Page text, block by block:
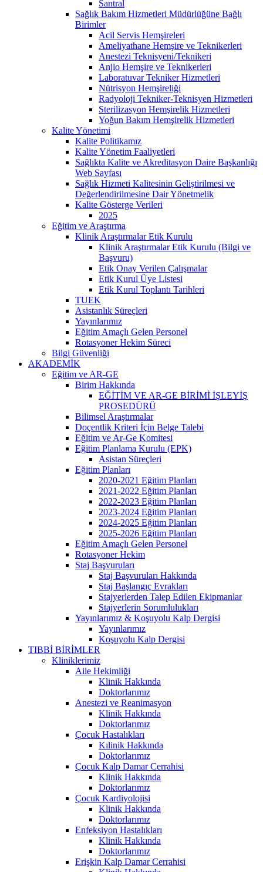
Santral
Sağlık Bakım Hizmetleri Müdürlüğüne Bağlı
Birimler
Acil Servis Hemşireleri
Ameliyathane Hemşire ve Teknikerleri
Anestezi Teknisyeni/Teknikeri
Anjio Hemşire ve Teknikerleri
Laboratuvar Tekniker Hizmetleri
Nütrisyon Hemşireliği
Radyoloji Tekniker-Teknisyen Hizmetleri
Sterilizasyon Hemşirelik Hizmetleri
Yoğun Bakım Hemşirelik Hizmetleri
Kalite Yönetimi
Kalite Politikamız
Kalite Yönetim Faaliyetleri
Sağlıkta Kalite ve Akreditasyon Daire Başkanlığı
Web Sayfası
Sağlık Hizmeti Kalitesinin Geliştirilmesi ve
Değerlendirilmesine Dair Yönetmelik
Kalite Gösterge Verileri
2025
Eğitim ve Araştırma
Klinik Araştırmalar Etik Kurulu
Klinik Araştırmalar Etik Kurulu (Bilgi ve
Başvuru)
Etik Onay Verilen Çalışmalar
Etik Kurul Üye Listesi
Etik Kurul Toplantı Tarihleri
TUEK
Asistanlık Süreçleri
Yayınlarımız
Eğitim Amaçlı Gelen Personel
Rotasyoner Hekim Süreci
Bilgi Güvenliği
AKADEMİK
Eğitim ve AR-GE
Birim Hakkında
EĞİTİM VE AR-GE BİRİMİ İŞLEYİŞ
PROSEDÜRÜ
Bilimsel Araştırmalar
Doçentlik Kriteri İçin Belge Talebi
Eğitim ve Ar-Ge Komitesi
Eğitim Planlama Kurulu (EPK)
Asistan Süreçleri
Eğitim Planları
2020-2021 Eğitim Planları
2021-2022 Eğitim Planları
2022-2023 Eğitim Planları
2023-2024 Eğitim Planları
2024-2025 Eğitim Planları
2025-2026 Eğitim Planları
Eğitim Amaçlı Gelen Personel
Rotasyoner Hekim
Staj Başvuruları
Staj Başvuruları Hakkında
Staj Başlangıç Evrakları
Stajyerlerden Talep Edilen Ekipmanlar
Stajyerlerin Sorumlulukları
Yayınlarımız & Koşuyolu Kalp Dergisi
Yayınlarımız
Koşuyolu Kalp Dergisi
TIBBİ BİRİMLER
Kliniklerimiz
Aile Hekimliği
Klinik Hakkında
Doktorlarımız
Anestezi ve Reanimasyon
Klinik Hakkında
Doktorlarımız
Çocuk Hastalıkları
Kılinik Hakkında
Doktorlarımız
Çocuk Kalp Damar Cerrahisi
Klinik Hakkında
Doktorlarımız
Çocuk Kardiyolojisi
Klinik Hakkında
Doktorlarımız
Enfeksiyon Hastalıkları
Klinik Hakkında
Doktorlarımız
Erişkin Kalp Damar Cerrahisi